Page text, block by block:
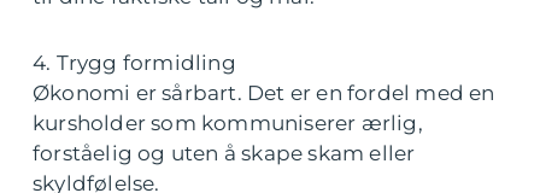
4. Trygg formidling
Økonomi er sårbart. Det er en fordel med en
kursholder som kommuniserer ærlig,
forståelig og uten å skape skam eller
skyldfølelse.